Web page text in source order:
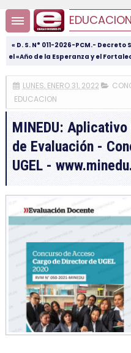
« D. S. N° 011-2026-PCM.-
el «Año de la Esperanza y el
LUNES, ENERO 31, 2022
EDUCACION
MINEDU:
de Evaluación -
UGEL -